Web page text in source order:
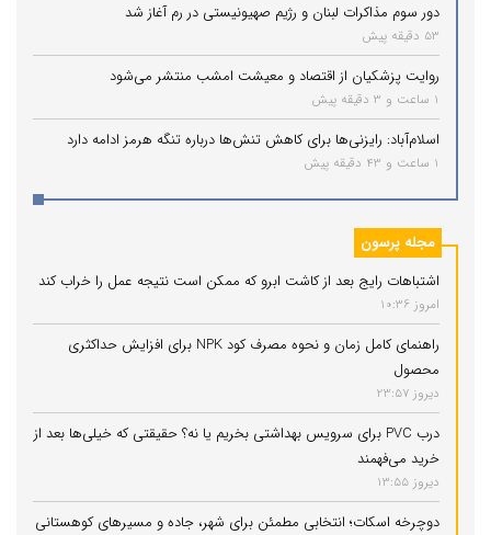
دور سوم مذاکرات لبنان و رژیم صهیونیستی در رم آغاز شد
53 دقیقه پیش
روایت پزشکیان از اقتصاد و معیشت امشب منتشر می‌شود
1 ساعت و 3 دقیقه پیش
اسلام‌آباد: رایزنی‌ها برای کاهش تنش‌ها درباره تنگه هرمز ادامه دارد
1 ساعت و 43 دقیقه پیش
مجله پرسون
اشتباهات رایج بعد از کاشت ابرو که ممکن است نتیجه عمل را خراب کند
امروز 10:36
راهنمای کامل زمان و نحوه مصرف کود NPK برای افزایش حداکثری
محصول
دیروز 23:57
درب PVC برای سرویس بهداشتی بخریم یا نه؟ حقیقتی که خیلی‌ها بعد از
خرید می‌فهمند
دیروز 13:55
دوچرخه اسکات؛ انتخابی مطمئن برای شهر، جاده و مسیرهای کوهستانی